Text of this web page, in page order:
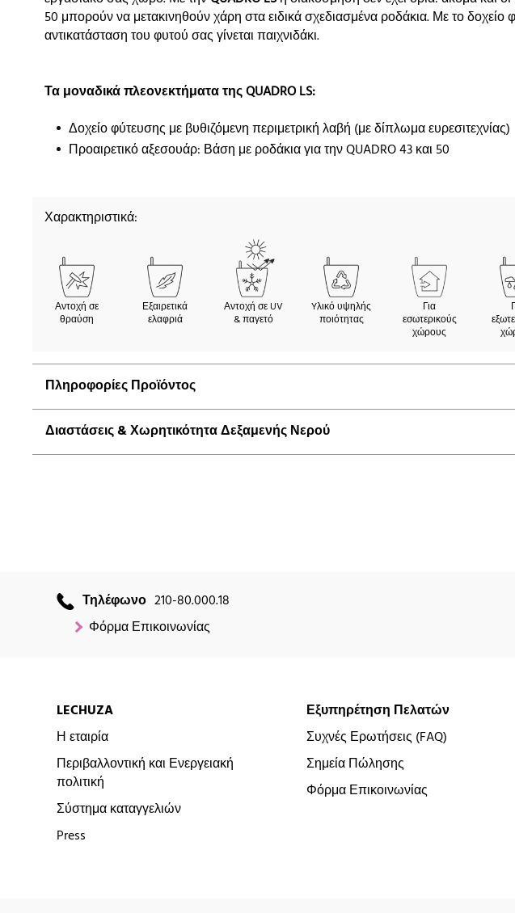
50 μπορούν να μετακινηθούν χάρη στα ειδικά σχεδιασμένα ροδάκια. Με το δοχείο
αντικατάσταση του φυτού σας γίνεται παιχνιδάκι.
Τα μοναδικά πλεονεκτήματα της QUADRO LS:
Δοχείο φύτευσης με βυθιζόμενη περιμετρική λαβή (με δίπλωμα ευρεσιτεχνίας)
Προαιρετικό αξεσουάρ: Βάση με ροδάκια για την QUADRO 43 και 50
Χαρακτηριστικά:
Αντοχή σε
θραύση
Εξαιρετικά
ελαφριά
Αντοχή σε UV
& παγετό
Yλικό υψηλής
ποιότητας
Για
εσωτερικούς
χώρους
Πληροφορίες Προϊόντος
Διαστάσεις & Χωρητικότητα Δεξαμενής Νερού
Τηλέφωνο 210-80.000.18
Φόρμα Επικοινωνίας
LECHUZA
Η εταιρία
Περιβαλλοντική και Ενεργειακή
πολιτική
Σύστημα καταγγελιών
Press
Εξυπηρέτηση Πελατών
Συχνές Ερωτήσεις (FAQ)
Σημεία Πώλησης
Φόρμα Επικοινωνίας